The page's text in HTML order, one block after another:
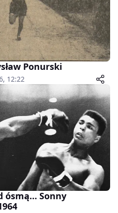
Ponurski
12:22
ósmą… Sonny